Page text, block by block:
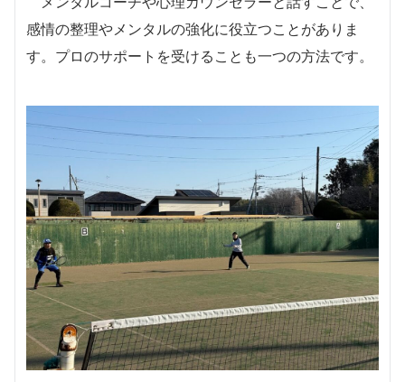
感情の整理やメンタルの強化に役立つことがありま
す。プロのサポートを受けることも一つの方法です。